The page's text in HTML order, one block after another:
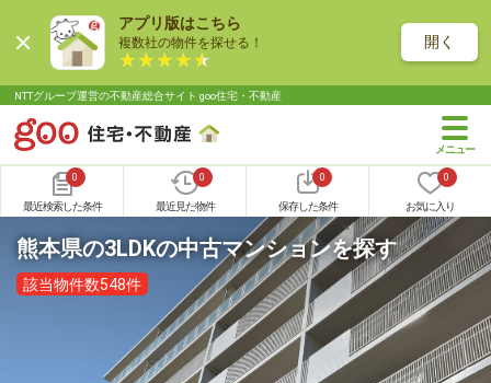
アプリ版はこちら
複数社の物件を探せる！ 開く
NTTグループ運営の不動産総合サイト goo住宅・不動産
0
最近検索した条件
0
最近見た物件
0
保存した条件
0
お気に入り
熊本県の3LDKの中古マンションを探す
該当物件数548件